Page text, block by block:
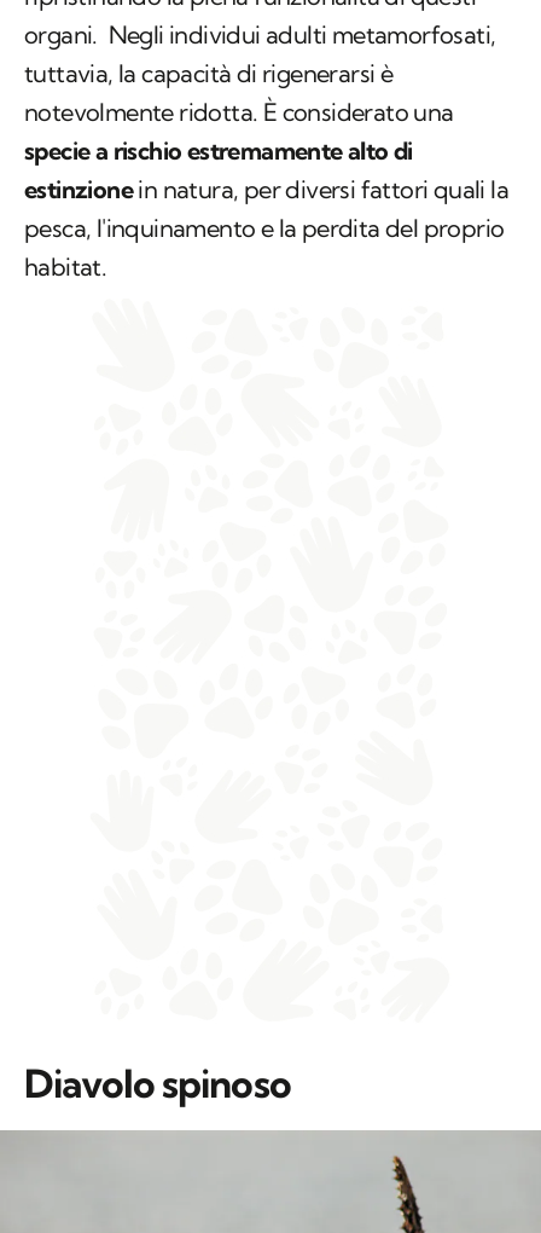
organi. Negli individui adulti metamorfosati,
tuttavia, la capacità di rigenerarsi è
notevolmente ridotta. È considerato una
specie a rischio estremamente alto di
estinzionein natura, per diversi fattori quali la
pesca, l'inquinamento e la perdita del proprio
habitat.
Diavolo spinoso